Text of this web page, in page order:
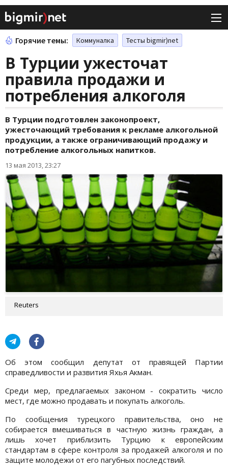
Горячие темы: Коммуналка Тесты bigmir)net
В Турции ужесточат
правила продажи и
потребления алкоголя
В Турции подготовлен законопроект,
ужесточающий требования к рекламе алкогольной
продукции, а также ограничивающий продажу и
потребление алкогольных напитков.
13 мая 2013, 23:27
Reuters
Об этом сообщил депутат от правящей Партии
справедливости и развития Яхья Акман.
Среди мер, предлагаемых законом - сократить число
мест, где можно продавать и покупать алкоголь.
По сообщения турецкого правительства, оно не
собирается вмешиваться в частную жизнь граждан, а
лишь хочет приблизить Турцию к европейским
стандартам в сфере контроля за продажей алкоголя и по
защите молодежи от его пагубных последствий.